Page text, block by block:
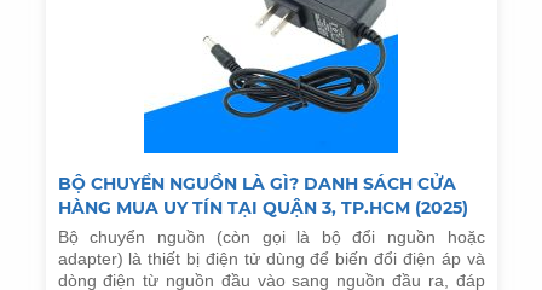
BỘ CHUYỂN NGUỒN LÀ GÌ? DANH SÁCH CỬA
HÀNG MUA UY TÍN TẠI QUẬN 3, TP.HCM (2025)
Bộ chuyển nguồn (còn gọi là bộ đổi nguồn hoặc
adapter) là thiết bị điện tử dùng để biến đổi điện áp và
dòng điện từ nguồn đầu vào sang nguồn đầu ra, đáp